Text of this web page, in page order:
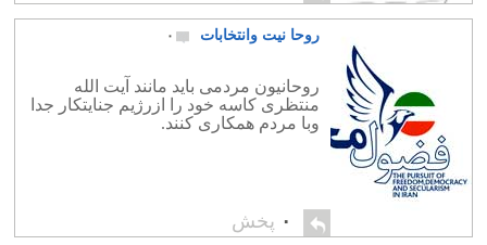
روحا نیت وانتخابات ۰
روحانیون مردمی باید مانند آیت الله
منتظری کاسه خود را ازرژیم جنایتکار جدا
وبا مردم همکاری کنند.
۰ پخش